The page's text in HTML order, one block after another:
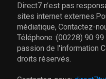
Direct7 n’est pas
sites internet
médiatique, Contactez-
Téléphone :(00228) 90
passion de l'information
droits réservés.